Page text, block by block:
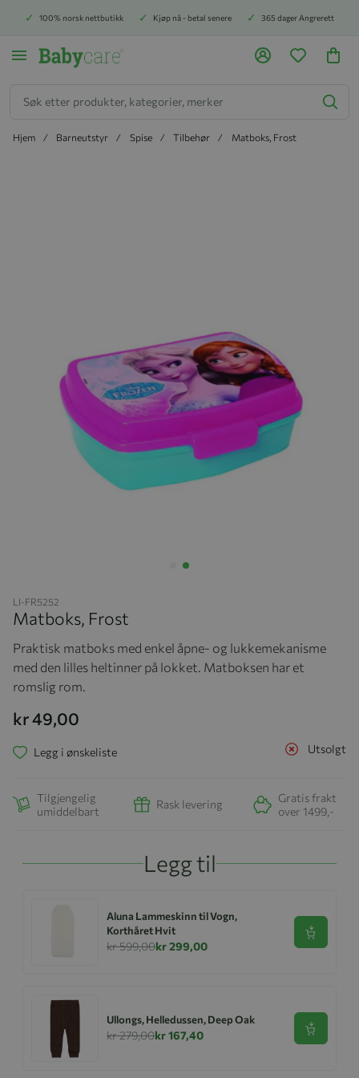
100% norsk nettbutikk Kjøp nå - betal senere 365 dager Angrerett
Hjem Barneutstyr Spise Tilbehør Matboks, Frost
LI-FR5252
Matboks, Frost
Praktisk matboks med enkel åpne- og lukkemekanisme
med den lilles heltinner på lokket. Matboksen har et
romslig rom.
kr 49,00
Utsolgt
Legg i ønskeliste
Tilgjengelig
umiddelbart
Rask levering
Gratis frakt
over 1499,-
Legg til
Aluna Lammeskinn til Vogn,
Korthåret Hvit
kr 599,00kr 299,00
Se
Ullongs, Helledussen, Deep Oak
kr 279,00kr 167,40 Se